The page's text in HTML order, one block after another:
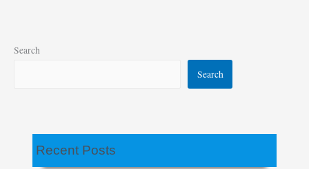
Search
Search
Recent Posts